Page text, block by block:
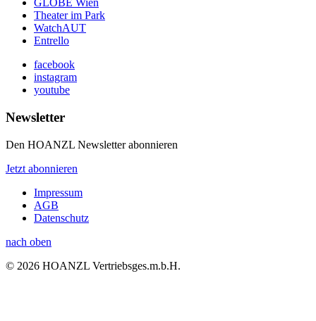
GLOBE Wien
Theater im Park
WatchAUT
Entrello
facebook
instagram
youtube
Newsletter
Den HOANZL Newsletter abonnieren
Jetzt abonnieren
Impressum
AGB
Datenschutz
nach oben
© 2026 HOANZL Vertriebsges.m.b.H.